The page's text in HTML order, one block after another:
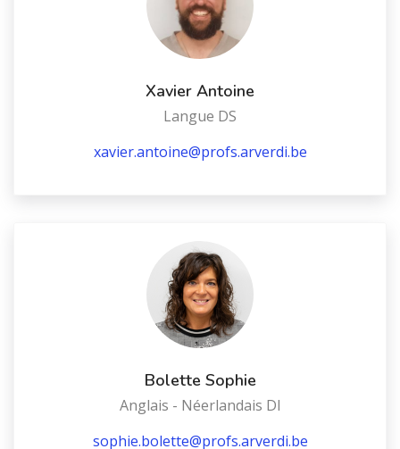
Xavier Antoine
Langue DS
xavier.antoine@profs.arverdi.be
Bolette Sophie
Anglais - Néerlandais DI
sophie.bolette@profs.arverdi.be